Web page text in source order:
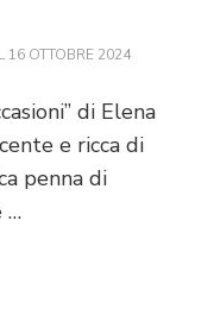
16 OTTOBRE 2024
di Elena
e ricca di
penna di
…